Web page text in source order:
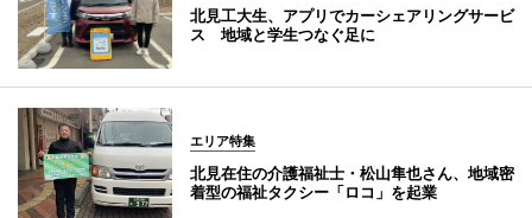
北見工大生、アプリでカーシェアリングサービ
ス 地域と学生つなぐ足に
エリア特集
北見在住の介護福祉士・松山隼也さん、地域密
着型の福祉タクシー「ロコ」を起業